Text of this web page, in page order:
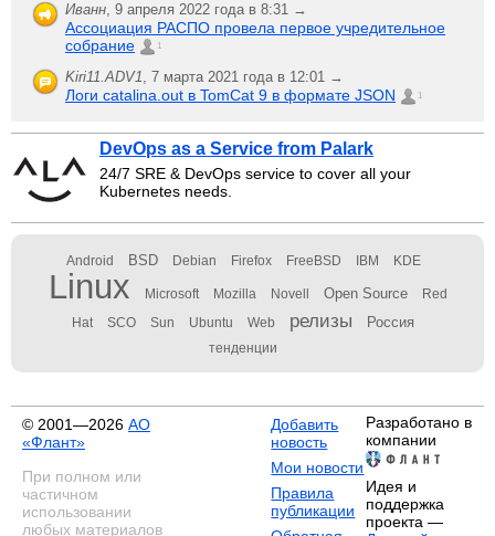
Иванн, 9 апреля 2022 года в 8:31 →
Ассоциация РАСПО провела первое учредительное
собрание
1
Kiri11.ADV1, 7 марта 2021 года в 12:01 →
Логи catalina.out в TomCat 9 в формате JSON 1
DevOps as a Service from Palark
24/7 SRE & DevOps service to cover all your
Kubernetes needs.
Android BSD Debian Firefox FreeBSD IBM KDE
Linux Microsoft Mozilla Novell Open Source Red
Hat SCO Sun Ubuntu Web релизы Россия
тенденции
© 2001—2026 АО
«Флант»
При полном или
частичном
использовании
любых материалов
Добавить
новость
Мои новости
Правила
публикации
Разработано в
компании
Идея и
поддержка
проекта —